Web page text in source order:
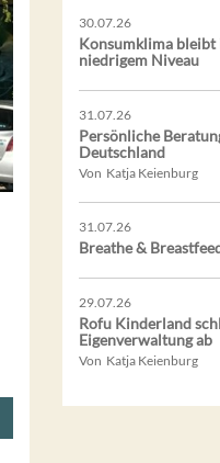
30.07.26
Konsumklima bleibt
niedrigem Niveau
31.07.26
Persönliche
Deutschland
Von Katja Keienburg
31.07.26
Breathe &
29.07.26
Rofu Kinderland
Eigenverwaltung ab
Von Katja Keienburg